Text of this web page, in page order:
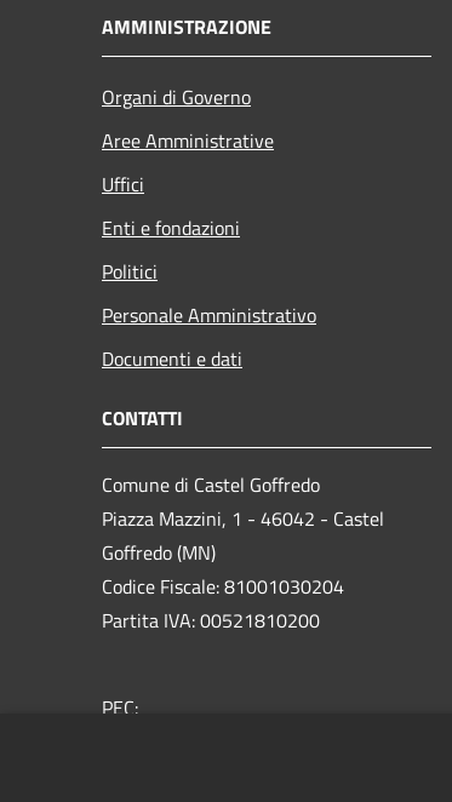
AMMINISTRAZIONE
Organi di Governo
Aree Amministrative
Uffici
Enti e fondazioni
Politici
Personale Amministrativo
Documenti e dati
CONTATTI
Comune di Castel Goffredo
Piazza Mazzini, 1 - 46042 - Castel
Goffredo (MN)
Codice Fiscale: 81001030204
Partita IVA: 00521810200
PEC: